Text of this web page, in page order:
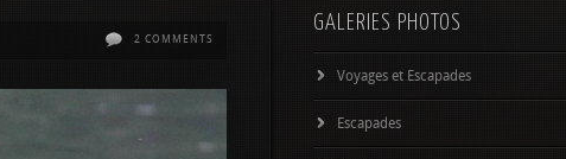
2 COMMENTS
GALERIES PHOTOS
Voyages et Escapades
Escapades